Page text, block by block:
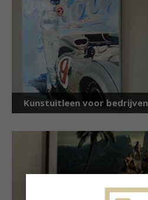
Kunstuitleen voor bedrijven